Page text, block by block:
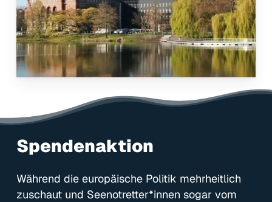
Spendenaktion
Während die europäische Politik mehrheitlich
zuschaut und Seenotretter*innen sogar vom